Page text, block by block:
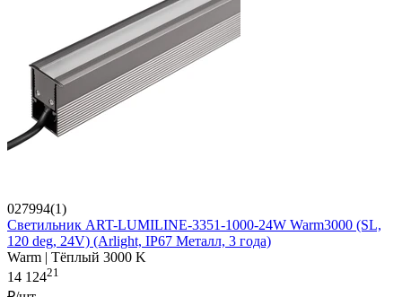
027994(1)
Светильник ART-LUMILINE-3351-1000-24W Warm3000 (SL,
120 deg, 24V) (Arlight, IP67 Металл, 3 года)
Warm | Тёплый 3000 K
14 12421